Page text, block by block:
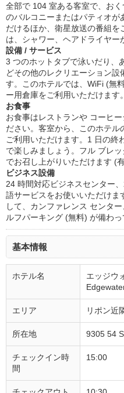
全部で 104 室ある客室で、お
のバルコニーまたはパティオが
だけるほか、衛星放送の番組を
は、シャワー、ヘアドライヤー
設備 / サービス
3 つのホットタブで泳いだり、
どその他のレクリエーション設
す。このホテルでは、WiFi (無
ー用倉庫をご利用いただけます。
お食事
お食事はレストランや コーヒ
ださい。客室から、このホテ
ご利用いただけます。1 日の終
で楽しみましょう。フル ブレ
でお召し上がりいただけます (
ビジネス設備
24 時間対応ビジネスセンター
語サービスをお使いいただけま
して、カンファレンス センタ
ルフパーキング (無料) が備わっ
基本情報
ホテル名
エッジウ
エリア リポン近
所在地 9305 54
チェックイン時
間
15:00